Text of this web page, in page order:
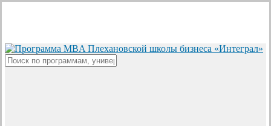
content